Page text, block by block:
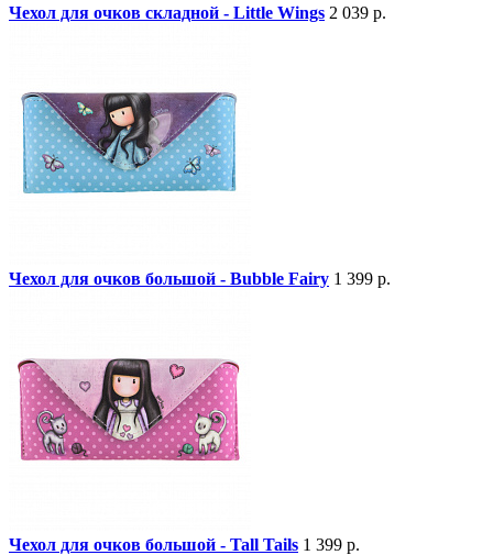
Чехол для очков складной - Little Wings 2 039 р.
Чехол для очков большой - Bubble Fairy 1 399 р.
Чехол для очков большой - Tall Tails 1 399 р.